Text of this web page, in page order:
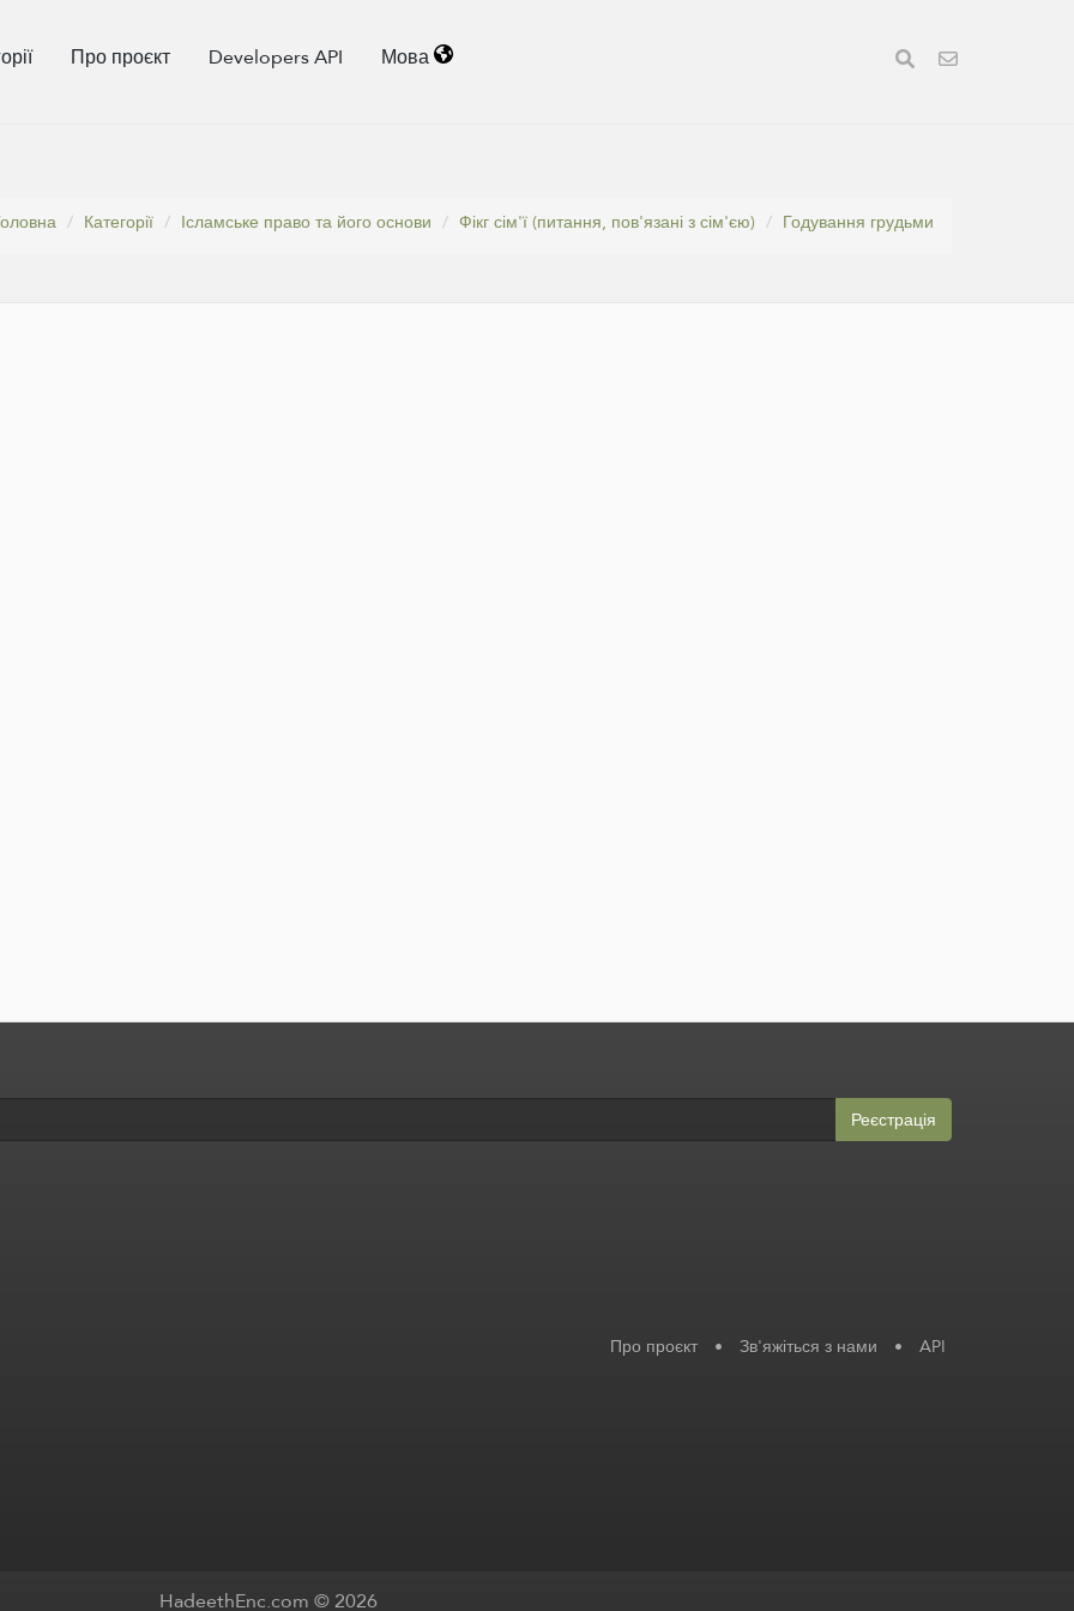
Про проєкт Developers API Мова
Категорії Ісламське право та його основи Фікг сім'ї (питання, пов'язані з сім'єю) Годування грудьми
Реєстрація
Про проєкт • Зв'яжіться з нами • API
HadeethEnc.com © 2026